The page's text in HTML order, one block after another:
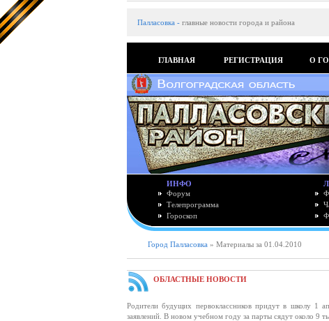
Палласовка - главные новости города и района
ГЛАВНАЯ РЕГИСТРАЦИЯ О
ИНФО
Форум
Телепрограмма
Гороскоп
Город Палласовка » Материалы за 01.04.2010
ОБЛАСТНЫЕ НОВОСТИ
Родители будущих первоклассников придут в школу 1
заявлений. В новом учебном году за парты сядут около 9